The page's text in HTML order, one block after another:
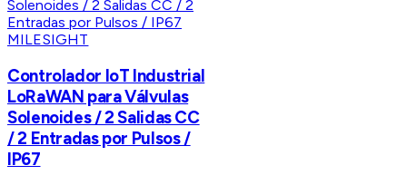
MILESIGHT
Controlador IoT Industrial
LoRaWAN para Válvulas
Solenoides / 2 Salidas CC
/ 2 Entradas por Pulsos /
IP67